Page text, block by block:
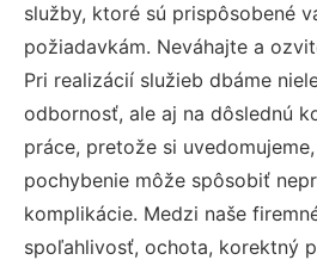
služby, ktoré sú prispôsobené
požiadavkám. Neváhajte a
Pri realizácií služieb dbáme
odbornosť, ale aj na dôslednú
práce, pretože si
pochybenie môže spôsobiť
komplikácie. Medzi naše
spoľahlivosť, ochota, korektný